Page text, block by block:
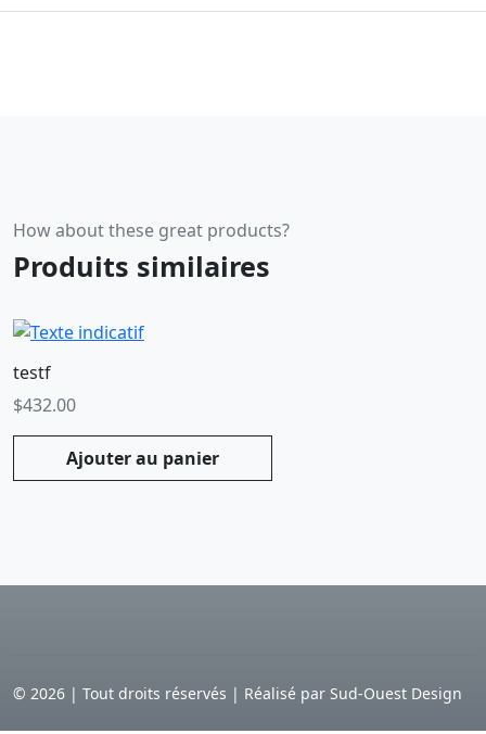
How about these great products?
Produits similaires
testf
$432.00
Ajouter au panier
© 2026 | Tout droits réservés | Réalisé par Sud-Ouest Design